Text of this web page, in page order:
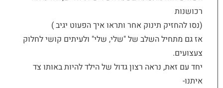
רכושנות
(נסו להחזיק תינוק אחר ותראו איך הפעוט יגיב)
אז גם מתחיל השלב של "שלי, שלי" ולעיתים קושי לחלוק
צעצועים.
יחד עם זאת, נראה רצון גדול של הילד להיות באותו צד
איתנו-